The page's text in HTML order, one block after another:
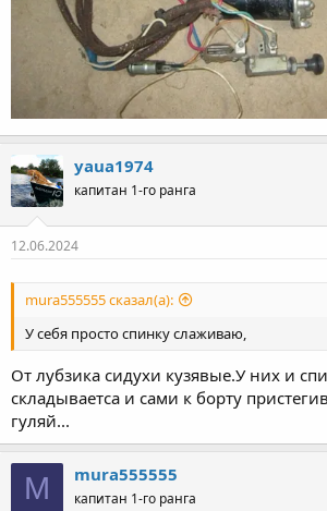
yaua1974
капитан 1-го ранга
12.06.2024
mura555555 сказал(а):
У себя просто спинку слаживаю,
От лубзика сидухи кузявые.У них и
складываетса и сами к борту
гуляй...
M mura555555
капитан 1-го ранга